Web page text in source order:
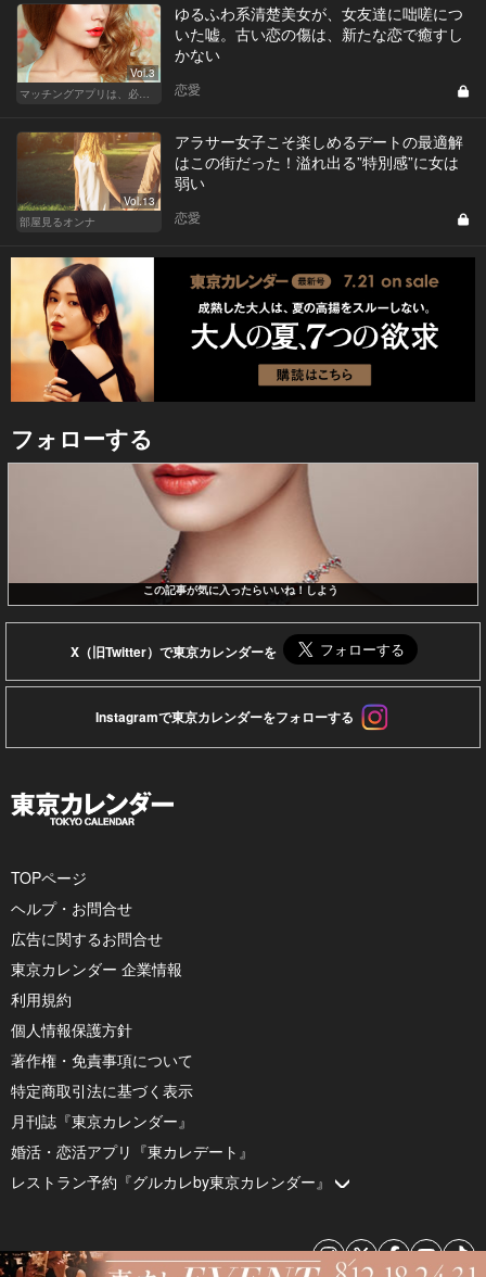
Vol.3
ゆるふわ系清楚美女が、女友達に咄嗟につ
いた嘘。古い恋の傷は、新たな恋で癒すし
かない
恋愛
Vol.13
部屋見るオンナ
アラサー女子こそ楽しめるデートの最適解
はこの街だった！溢れ出る”特別感”に女は
弱い
恋愛
フォローする
この記事が気に入ったらいいね！しよう
X（旧Twitter）で東京カレンダーを
Instagramで東京カレンダーをフォローする
TOPページ
ヘルプ・お問合せ
広告に関するお問合せ
東京カレンダー 企業情報
利用規約
個人情報保護方針
著作権・免責事項について
特定商取引法に基づく表示
月刊誌『東京カレンダー』
婚活・恋活アプリ『東カレデート』
レストラン予約『グルカレby東京カレンダー』